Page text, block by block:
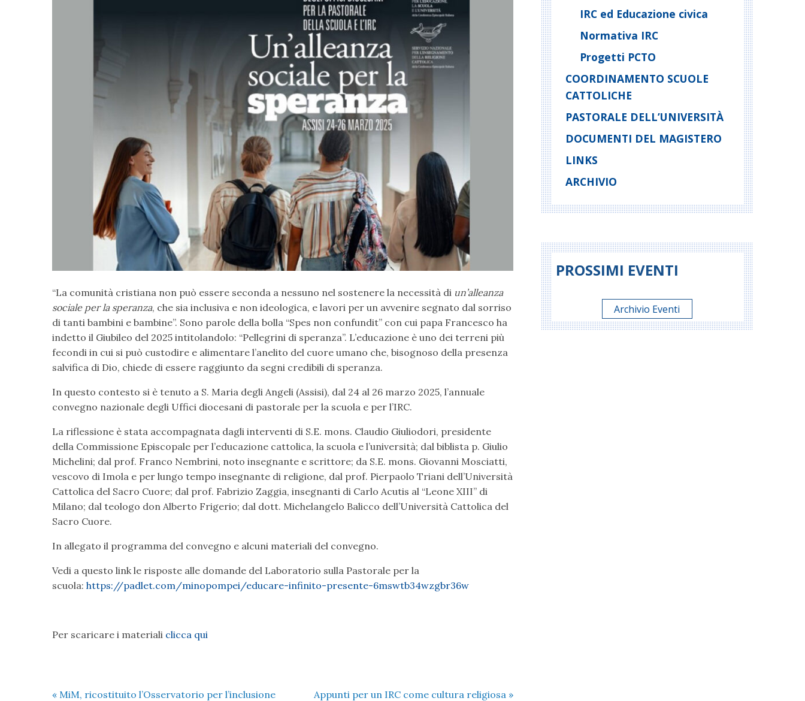
“La comunità cristiana non può essere seconda a nessuno nel sostenere la necessità di un’alleanza
sociale per la speranza, che sia inclusiva e non ideologica, e lavori per un avvenire segnato dal sorriso
di tanti bambini e bambine”. Sono parole della bolla “Spes non confundit” con cui papa Francesco ha
indetto il Giubileo del 2025 intitolandolo: “Pellegrini di speranza”. L’educazione è uno dei terreni più
fecondi in cui si può custodire e alimentare l’anelito del cuore umano che, bisognoso della presenza
salvifica di Dio, chiede di essere raggiunto da segni credibili di speranza.
In questo contesto si è tenuto a S. Maria degli Angeli (Assisi), dal 24 al 26 marzo 2025, l’annuale
convegno nazionale degli Uffici diocesani di pastorale per la scuola e per l’IRC.
La riflessione è stata accompagnata dagli interventi di S.E. mons. Claudio Giuliodori, presidente
della Commissione Episcopale per l’educazione cattolica, la scuola e l’università; dal biblista p. Giulio
Michelini; dal prof. Franco Nembrini, noto insegnante e scrittore; da S.E. mons. Giovanni Mosciatti,
vescovo di Imola e per lungo tempo insegnante di religione, dal prof. Pierpaolo Triani dell’Università
Cattolica del Sacro Cuore; dal prof. Fabrizio Zaggia, insegnanti di Carlo Acutis al “Leone XIII” di
Milano; dal teologo don Alberto Frigerio; dal dott. Michelangelo Balicco dell’Università Cattolica del
Sacro Cuore.
In allegato il programma del convegno e alcuni materiali del convegno.
Vedi a questo link le risposte alle domande del Laboratorio sulla Pastorale per la
scuola: https://padlet.com/minopompei/educare-infinito-presente-6mswtb34wzgbr36w
Per scaricare i materiali clicca qui
« MiM, ricostituito l’Osservatorio per l’inclusione Appunti per un IRC come cultura religiosa »
IRC ed Educazione civica
Normativa IRC
Progetti PCTO
COORDINAMENTO SCUOLE
CATTOLICHE
PASTORALE DELL’UNIVERSITÀ
DOCUMENTI DEL MAGISTERO
LINKS
ARCHIVIO
PROSSIMI EVENTI
Archivio Eventi